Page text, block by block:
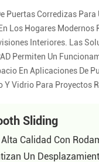
Puertas Corredizas
Los Hogares Modernos
Interiores. Las
Permiten Un
En Aplicaciones De
Y Vidrio Para Proyectos
Sliding
Calidad Con
Un